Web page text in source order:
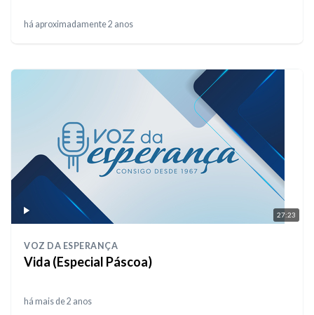
há aproximadamente 2 anos
27:23
VOZ DA ESPERANÇA
Vida (Especial Páscoa)
há mais de 2 anos